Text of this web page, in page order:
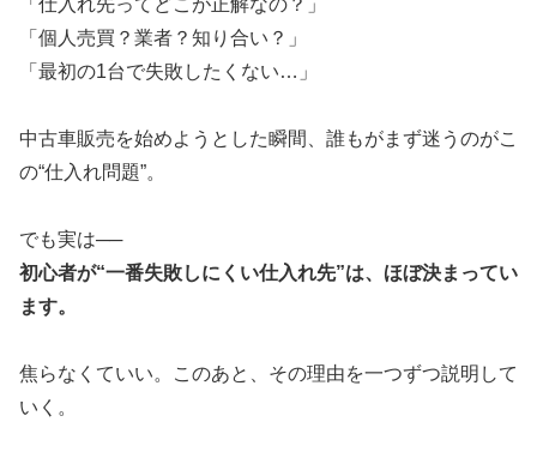
「仕入れ先ってどこが正解なの？」
「個人売買？業者？知り合い？」
「最初の1台で失敗したくない…」
中古車販売を始めようとした瞬間、誰もがまず迷うのがこ
の“仕入れ問題”。
でも実は──
初心者が“一番失敗しにくい仕入れ先”は、ほぼ決まってい
ます。
焦らなくていい。このあと、その理由を一つずつ説明して
いく。